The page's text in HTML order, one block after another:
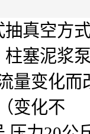
真空方
塞泥浆
量变化
变化不